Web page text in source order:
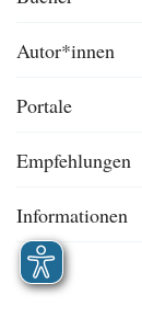
Autor*innen
Portale
Empfehlungen
Informationen